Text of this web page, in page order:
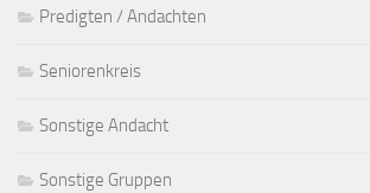
Predigten / Andachten
Seniorenkreis
Sonstige Andacht
Sonstige Gruppen